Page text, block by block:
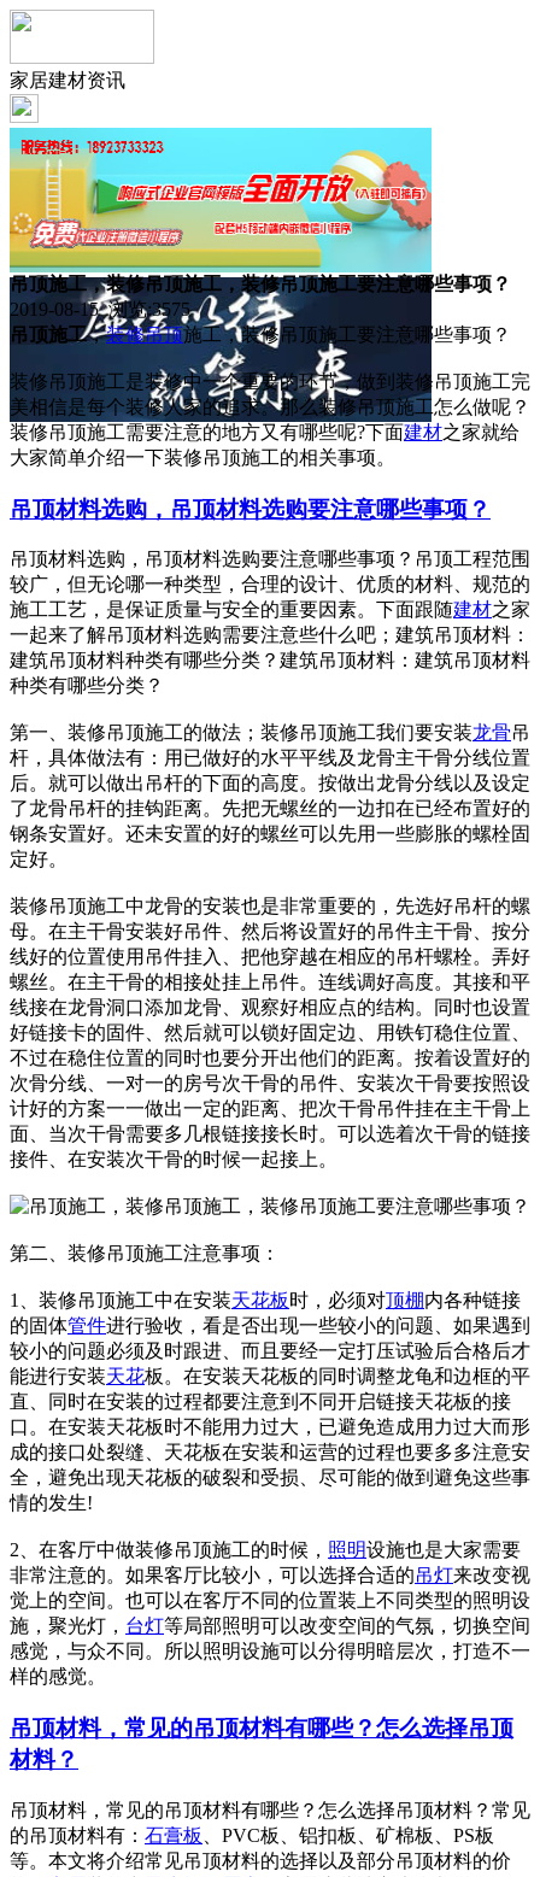
家居建材资讯
吊顶施工，装修吊顶施工，装修吊顶施工要注意哪些事项？
2019-08-15 浏览:3575
吊顶施工，装修吊顶施工，装修吊顶施工要注意哪些事项？
装修吊顶施工是装修中一个重要的环节，做到装修吊顶施工完
美相信是每个装修人家的追求。那么装修吊顶施工怎么做呢？
装修吊顶施工需要注意的地方又有哪些呢?下面建材之家就给
大家简单介绍一下装修吊顶施工的相关事项。
吊顶材料选购，吊顶材料选购要注意哪些事项？
吊顶材料选购，吊顶材料选购要注意哪些事项？吊顶工程范围
较广，但无论哪一种类型，合理的设计、优质的材料、规范的
施工工艺，是保证质量与安全的重要因素。下面跟随建材之家
一起来了解吊顶材料选购需要注意些什么吧；建筑吊顶材料：
建筑吊顶材料种类有哪些分类？建筑吊顶材料：建筑吊顶材料
种类有哪些分类？
第一、装修吊顶施工的做法；装修吊顶施工我们要安装龙骨吊
杆，具体做法有：用已做好的水平平线及龙骨主干骨分线位置
后。就可以做出吊杆的下面的高度。按做出龙骨分线以及设定
了龙骨吊杆的挂钩距离。先把无螺丝的一边扣在已经布置好的
钢条安置好。还未安置的好的螺丝可以先用一些膨胀的螺栓固
定好。
装修吊顶施工中龙骨的安装也是非常重要的，先选好吊杆的螺
母。在主干骨安装好吊件、然后将设置好的吊件主干骨、按分
线好的位置使用吊件挂入、把他穿越在相应的吊杆螺栓。弄好
螺丝。在主干骨的相接处挂上吊件。连线调好高度。其接和平
线接在龙骨洞口添加龙骨、观察好相应点的结构。同时也设置
好链接卡的固件、然后就可以锁好固定边、用铁钉稳住位置、
不过在稳住位置的同时也要分开出他们的距离。按着设置好的
次骨分线、一对一的房号次干骨的吊件、安装次干骨要按照设
计好的方案一一做出一定的距离、把次干骨吊件挂在主干骨上
面、当次干骨需要多几根链接接长时。可以选着次干骨的链接
接件、在安装次干骨的时候一起接上。
第二、装修吊顶施工注意事项：
1、装修吊顶施工中在安装天花板时，必须对顶棚内各种链接
的固体管件进行验收，看是否出现一些较小的问题、如果遇到
较小的问题必须及时跟进、而且要经一定打压试验后合格后才
能进行安装天花板。在安装天花板的同时调整龙龟和边框的平
直、同时在安装的过程都要注意到不同开启链接天花板的接
口。在安装天花板时不能用力过大，已避免造成用力过大而形
成的接口处裂缝、天花板在安装和运营的过程也要多多注意安
全，避免出现天花板的破裂和受损、尽可能的做到避免这些事
情的发生!
2、在客厅中做装修吊顶施工的时候， 照明设施也是大家需要
非常注意的。如果客厅比较小，可以选择合适的吊灯来改变视
觉上的空间。也可以在客厅不同的位置装上不同类型的照明设
施，聚光灯， 台灯等局部照明可以改变空间的气氛，切换空间
感觉，与众不同。所以照明设施可以分得明暗层次，打造不一
样的感觉。
吊顶材料，常见的吊顶材料有哪些？怎么选择吊顶
材料？
吊顶材料，常见的吊顶材料有哪些？怎么选择吊顶材料？常见
的吊顶材料有： 石膏板
、PVC板、铝扣板、矿棉板、PS板
等。本文将介绍常见吊顶材料的选择以及部分吊顶材料的价